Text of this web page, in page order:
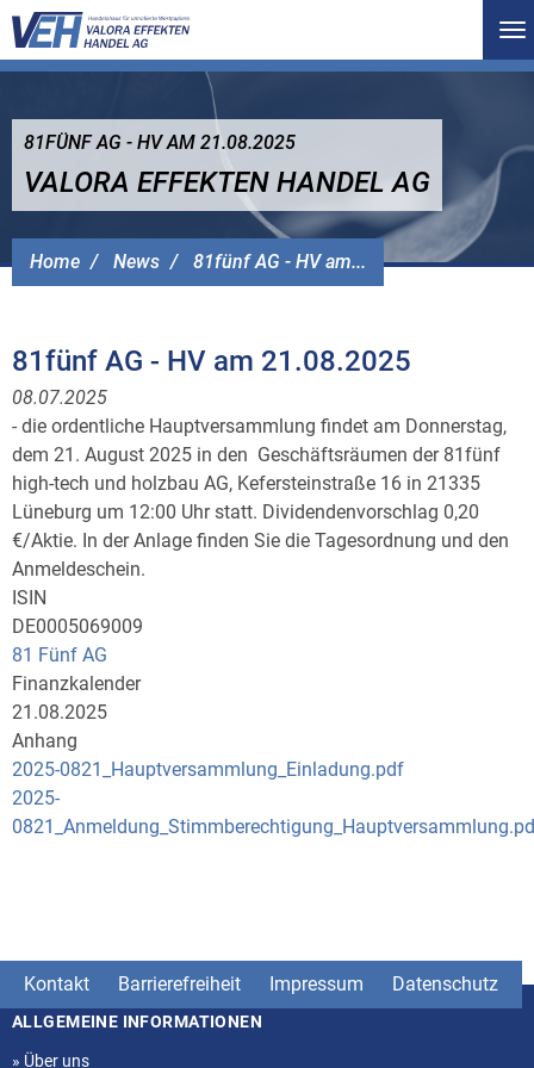
Home News 81fünf AG - HV am...
81FÜNF AG - HV AM 21.08.2025
VALORA EFFEKTEN HANDEL AG
81fünf AG - HV am 21.08.2025
08.07.2025
- die ordentliche Hauptversammlung findet am Donnerstag,
dem 21. August 2025 in den Geschäftsräumen der 81fünf
high-tech und holzbau AG, Kefersteinstraße 16 in 21335
Lüneburg um 12:00 Uhr statt. Dividendenvorschlag 0,20
€/Aktie. In der Anlage finden Sie die Tagesordnung und den
Anmeldeschein.
ISIN
DE0005069009
81 Fünf AG
Finanzkalender
21.08.2025
Anhang
2025-0821_Hauptversammlung_Einladung.pdf
2025-
Kontakt Barrierefreiheit Impressum Datenschutz
Seitenstruktur
ALLGEMEINE INFORMATIONEN
» Über uns